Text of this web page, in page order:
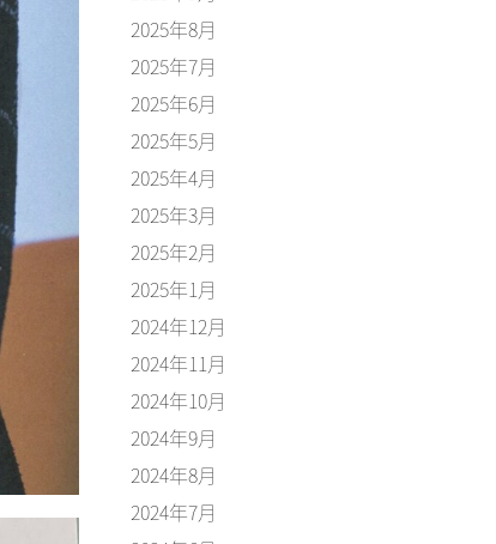
2025年8月
2025年7月
2025年6月
2025年5月
2025年4月
2025年3月
2025年2月
2025年1月
2024年12月
2024年11月
2024年10月
2024年9月
2024年8月
2024年7月